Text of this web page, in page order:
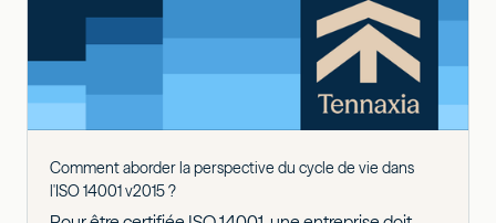
Comment aborder la perspective du cycle de vie dans
l'ISO 14001 v2015 ?